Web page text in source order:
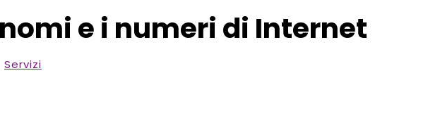
e i numeri di Internet
Servizi